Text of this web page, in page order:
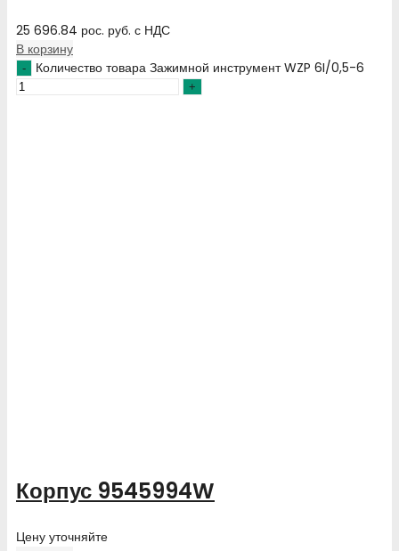
25 696.84 рос. руб. с НДС
В корзину
Количество товара Зажимной инструмент WZP 6I/0,5-6
Корпус 9545994W
Цену уточняйте